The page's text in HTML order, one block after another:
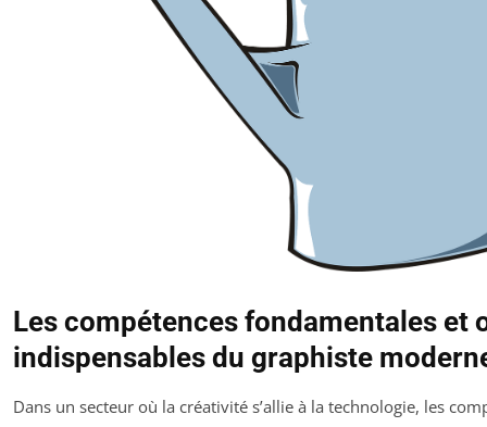
Les compétences fondamentales et
indispensables du graphiste
Dans un secteur où la créativité s’allie à la technologie, les